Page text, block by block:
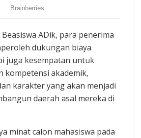
ADik, para penerima
dukungan biaya
juga kesempatan untuk
kompetensi akademik,
karakter yang akan menjadi
daerah asal mereka di
minat calon mahasiswa pada